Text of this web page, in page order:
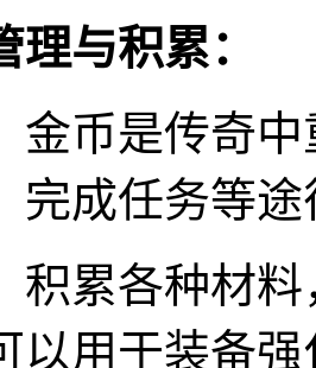
与积累：
金币是传奇
完成任务等
积累各种材
以用于装备